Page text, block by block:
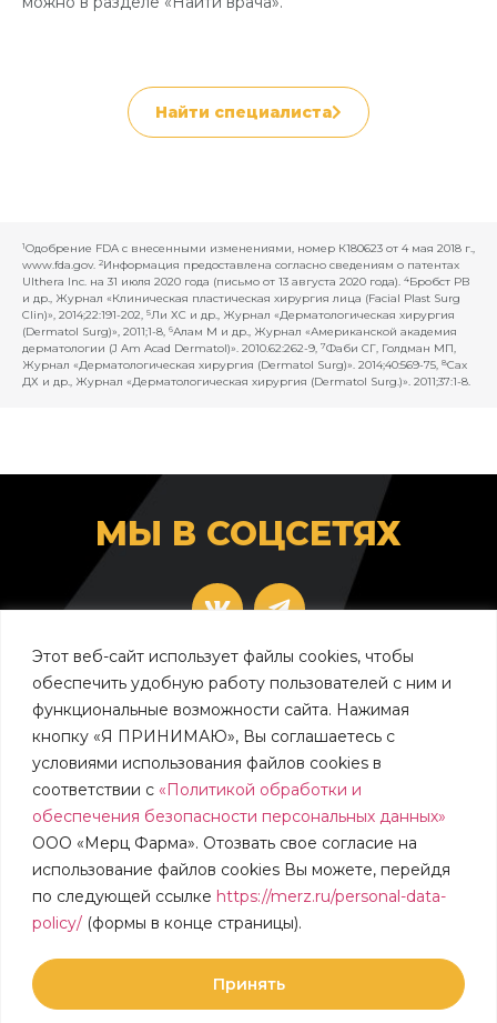
Этот веб-сайт использует файлы cookies, чтобы
обеспечить удобную работу пользователей с ним и
функциональные возможности сайта. Нажимая
кнопку «Я ПРИНИМАЮ», Вы соглашаетесь с
условиями использования файлов cookies в
соответствии c «Политикой обработки и
обеспечения безопасности персональных данных»
ООО «Мерц Фарма». Отозвать свое согласие на
использование файлов cookies Вы можете, перейдя
по следующей ссылке https://merz.ru/personal-data-
policy/ (формы в конце страницы).
Принять
Найти специалиста
1Одобрение FDA с внесенными изменениями, номер К180623 от 4 мая 2018 г.,
www.fda.gov. 2Информация предоставлена согласно сведениям о патентах
Ulthera Inc. на 31 июля 2020 года (письмо от 13 августа 2020 года). 4Бробст РВ
и др., Журнал «Клиническая пластическая хирургия лица (Facial Plast Surg
Clin)», 2014;22:191-202, 5Ли ХС и др., Журнал «Дерматологическая хирургия
(Dermatol Surg)», 2011;1-8, 6Алам М и др., Журнал «Американской академия
дерматологии (J Am Acad Dermatol)». 2010.62:262-9, 7Фаби СГ, Голдман МП,
Журнал «Дерматологическая хирургия (Dermatol Surg)». 2014;40:569-75, 8Сах
ДХ и др., Журнал «Дерматологическая хирургия (Dermatol Surg.)». 2011;37:1-8.
МЫ В СОЦСЕТЯХ
beloteromerz.ru radiesse.ru
ИМЕЮТСЯ ПРОТИВОПОКАЗАНИЯ,
ПРОКОНСУЛЬТИРУЙТЕСЬ СО СПЕЦИАЛИСТОМ
© 2023 MERZ PHARMA
КОНТАКТЫ
ПОЛИТИКА КОНФИДЕНЦИАЛЬНОСТИ